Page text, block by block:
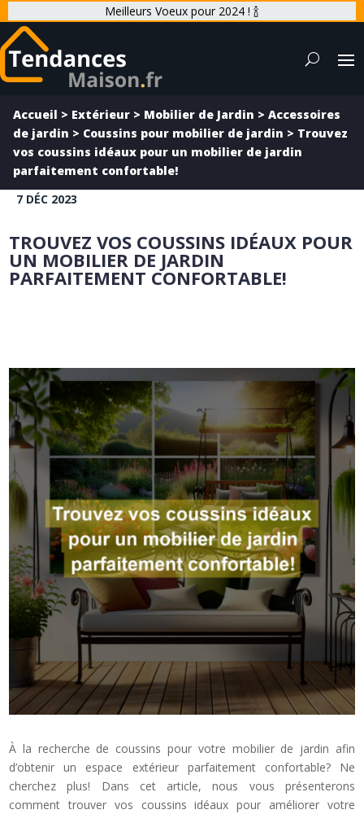
Meilleurs Voeux pour 2024 ! 🍾
Accueil > Extérieur > Mobilier de Jardin > Accessoires
de jardin > Coussins pour mobilier de jardin > Trouvez
vos coussins idéaux pour un mobilier de jardin
parfaitement confortable!
7 DÉC 2023
TROUVEZ VOS COUSSINS IDÉAUX POUR
UN MOBILIER DE JARDIN
PARFAITEMENT CONFORTABLE!
À la recherche de coussins pour votre mobilier de jardin afin
d’obtenir un espace extérieur parfaitement confortable? Ne
cherchez plus! Dans cet article, nous vous présenterons
comment trouver vos coussins idéaux pour améliorer votre